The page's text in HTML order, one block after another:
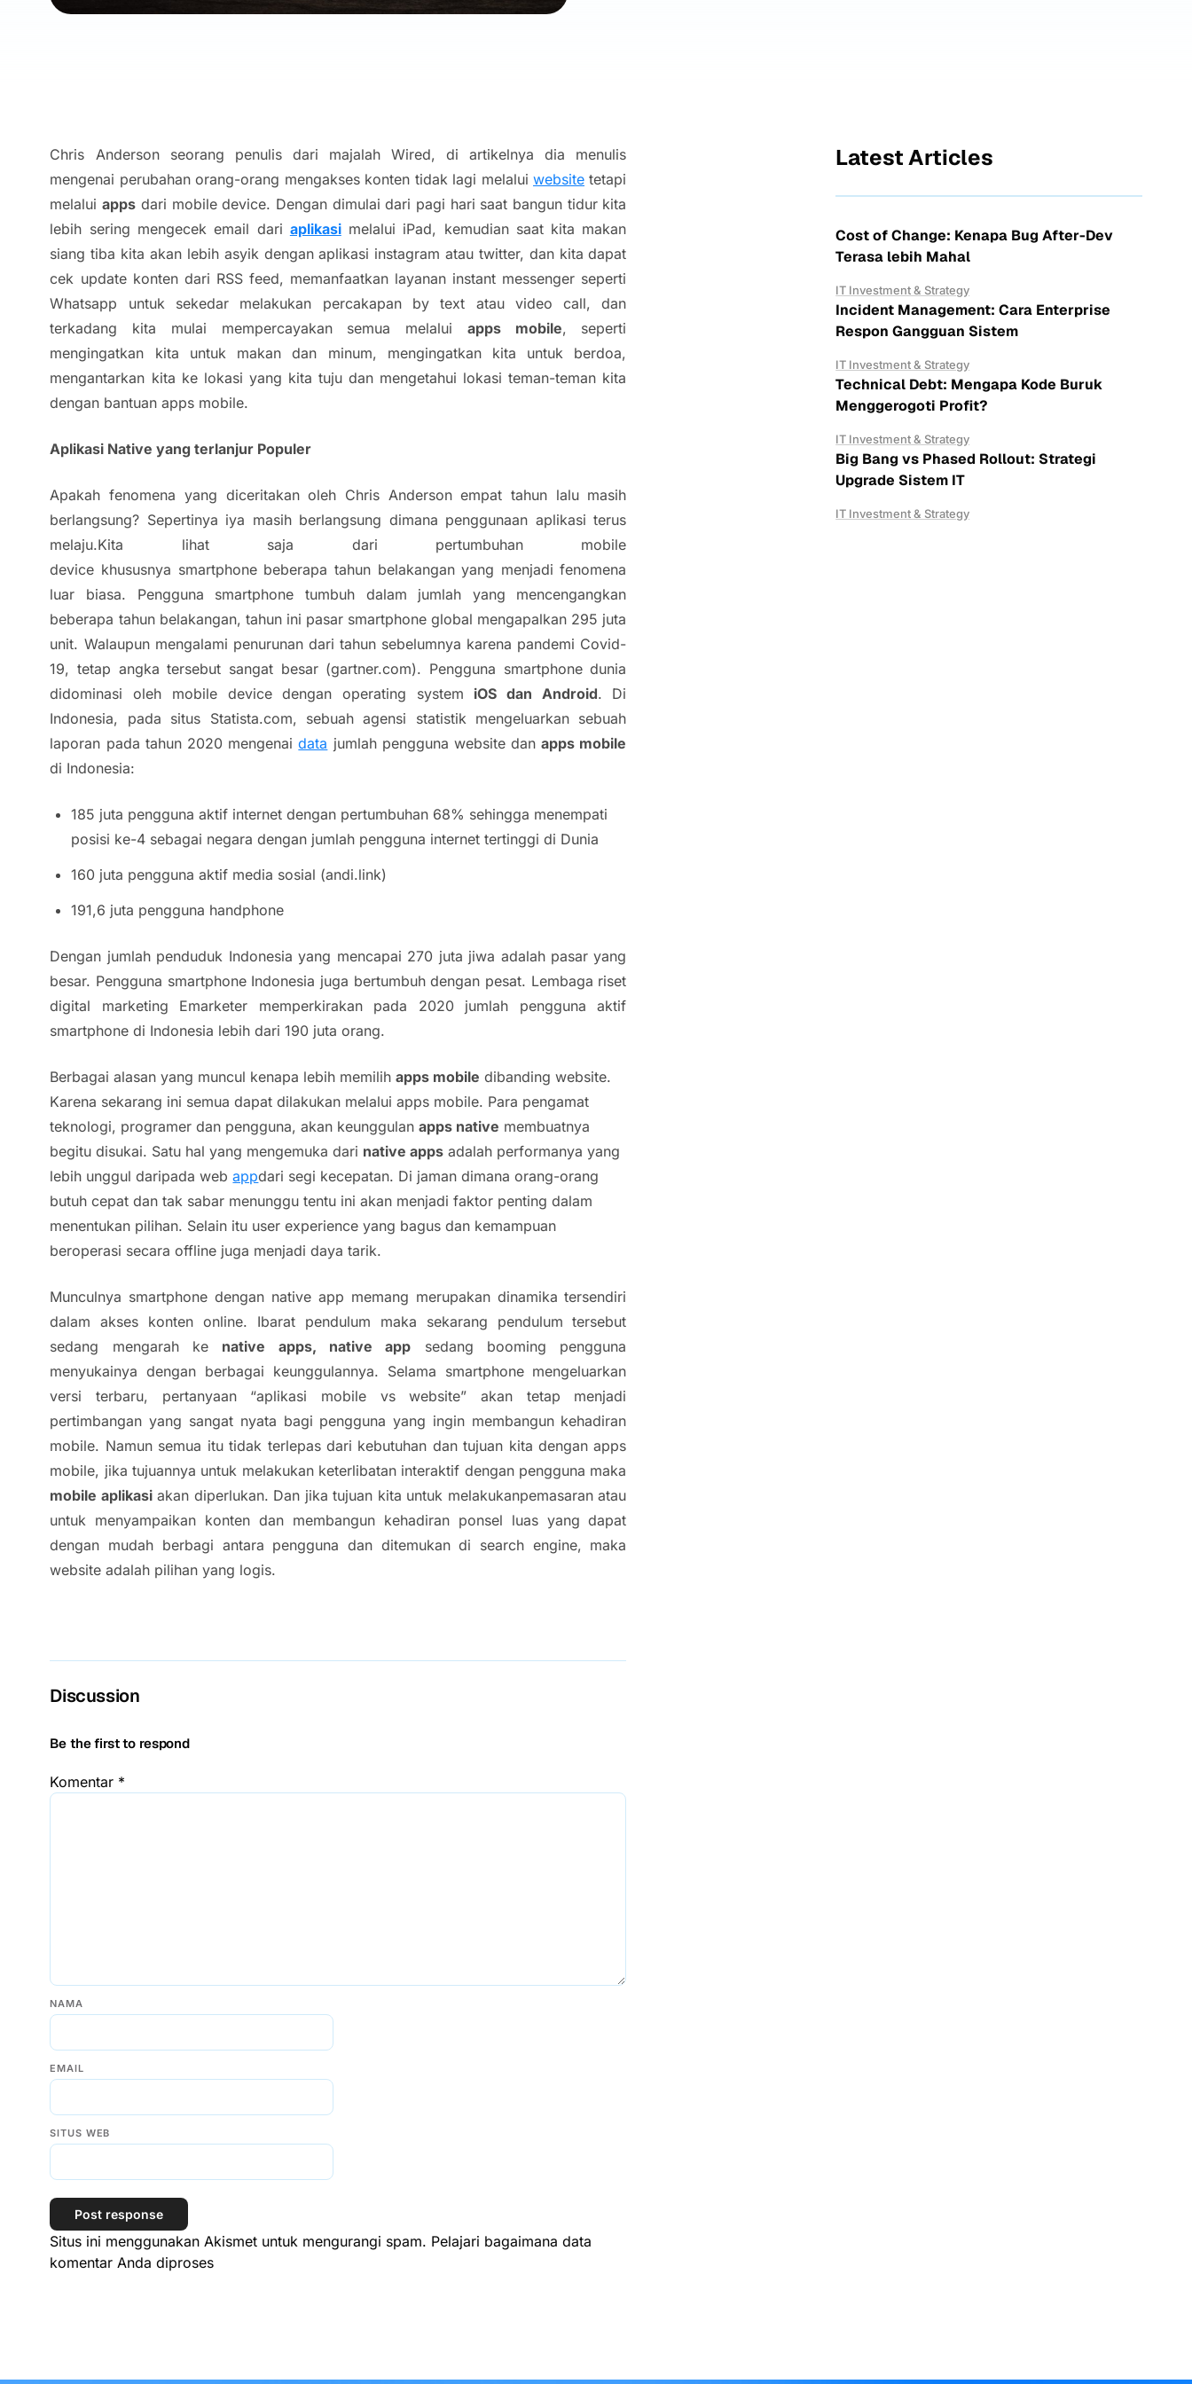
Chris Anderson seorang penulis dari majalah Wired, di artikelnya dia menulis
mengenai perubahan orang-orang mengakses konten tidak lagi melalui website tetapi
melaluiapps dari mobile device. Dengan dimulai dari pagi hari saat bangun tidur kita
lebih sering mengecek email dari aplikasimelalui iPad, kemudian saat kita makan
siang tiba kita akan lebih asyik dengan aplikasi instagram atau twitter, dan kita dapat
cek update konten dari RSS feed, memanfaatkan layanan instant messenger seperti
Whatsapp untuk sekedar melakukan percakapan by text atau video call, dan
terkadang kita mulai mempercayakan semua melalui apps mobile, seperti
mengingatkan kita untuk makan dan minum, mengingatkan kita untuk berdoa,
mengantarkan kita ke lokasi yang kita tuju dan mengetahui lokasi teman-teman kita
dengan bantuan apps mobile.
Aplikasi Native yang terlanjur Populer
Apakah fenomena yang diceritakan oleh Chris Anderson empat tahun lalu masih
berlangsung? Sepertinya iya masih berlangsung dimana penggunaan aplikasi terus
melaju.Kita lihat saja dari pertumbuhan mobile
device khususnya smartphonebeberapa tahun belakangan yang menjadi fenomena
luar biasa. Pengguna smartphone tumbuh dalam jumlah yang mencengangkan
beberapa tahun belakangan, tahun ini pasar smartphone global mengapalkan 295 juta
unit. Walaupun mengalami penurunan dari tahun sebelumnya karena pandemi Covid-
19, tetap angka tersebut sangat besar (gartner.com). Pengguna smartphonedunia
didominasi oleh mobile devicedengan operating system iOS dan Android. Di
Indonesia, pada situs Statista.com, sebuah agensi statistik mengeluarkan sebuah
laporan pada tahun 2020 mengenaidata jumlah pengguna website danapps mobile
di Indonesia:
185 juta pengguna aktif internet dengan pertumbuhan 68% sehingga menempati
posisi ke-4 sebagai negara dengan jumlah pengguna internet tertinggi di Dunia
160 juta pengguna aktif media sosial (andi.link)
191,6 juta pengguna handphone
Dengan jumlah penduduk Indonesia yang mencapai 270 juta jiwa adalah pasar yang
besar. Pengguna smartphone Indonesia juga bertumbuh dengan pesat. Lembaga riset
digital marketing Emarketer memperkirakan pada 2020 jumlah pengguna aktif
smartphone di Indonesia lebih dari 190 juta orang.
Berbagai alasan yang muncul kenapa lebih memilihapps mobile dibanding website.
Karena sekarang ini semua dapat dilakukan melalui apps mobile. Para pengamat
teknologi, programer dan pengguna, akan keunggulanapps native membuatnya
begitu disukai. Satu hal yang mengemuka dari native apps adalah performanya yang
lebih unggul daripada webappdari segi kecepatan. Di jaman dimana orang-orang
butuh cepat dan tak sabar menunggu tentu ini akan menjadi faktor penting dalam
menentukan pilihan. Selain itu user experience yang bagus dan kemampuan
beroperasi secaraoffline juga menjadi daya tarik.
Munculnya smartphone dengan native app memang merupakan dinamika tersendiri
dalam akses konten online. Ibarat pendulum maka sekarang pendulum tersebut
sedang mengarah ke native apps, native app sedang booming pengguna
menyukainya dengan berbagai keunggulannya. Selama smartphone mengeluarkan
versi terbaru, pertanyaan “aplikasi mobile vs website” akan tetap menjadi
pertimbangan yang sangat nyata bagi pengguna yang ingin membangun kehadiran
mobile. Namun semua itu tidak terlepas dari kebutuhan dan tujuan kita dengan apps
mobile, jika tujuannya untuk melakukan keterlibatan interaktif dengan pengguna maka
mobile aplikasiakan diperlukan. Dan jika tujuan kita untuk melakukanpemasaran atau
untuk menyampaikan konten dan membangun kehadiran ponsel luas yang dapat
dengan mudah berbagi antara pengguna dan ditemukan di search engine, maka
website adalah pilihan yang logis.
Discussion
Be the first to respond
Komentar *
NAMA
EMAIL
SITUS WEB
Situs ini menggunakan Akismet untuk mengurangi spam. Pelajari bagaimana data
komentar Anda diproses
Latest Articles
Cost of Change: Kenapa Bug After-Dev
Terasa lebih Mahal
IT Investment & Strategy
Incident Management: Cara Enterprise
Respon Gangguan Sistem
IT Investment & Strategy
Technical Debt: Mengapa Kode Buruk
Menggerogoti Profit?
IT Investment & Strategy
Big Bang vs Phased Rollout: Strategi
Upgrade Sistem IT
IT Investment & Strategy